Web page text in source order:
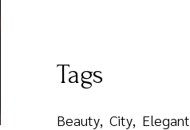
Tags
Beauty City Elegant